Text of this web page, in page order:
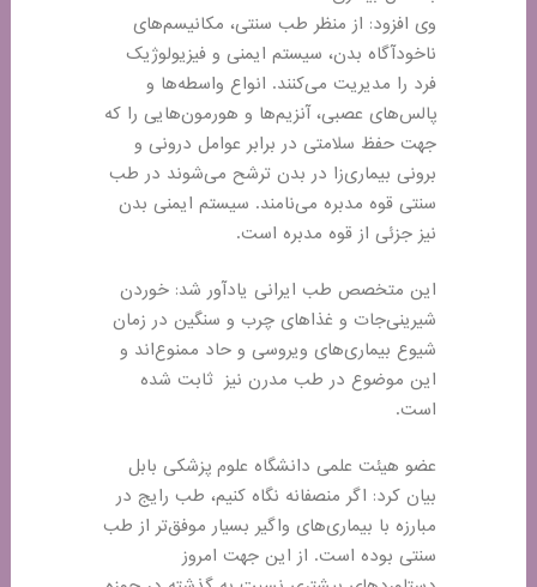
وی افزود: از منظر طب سنتی، مکانیسم‌های
ناخودآگاه بدن، سیستم ایمنی و فیزیولوژیک
فرد را مدیریت می‌کنند. انواع واسطه‌ها و
پالس‌های عصبی، آنزیم‌ها و هورمون‌هایی را که
جهت حفظ سلامتی در برابر عوامل درونی و
برونی بیماری‌زا در بدن ترشح می‌شوند در طب
سنتی قوه مدبره می‌نامند. سیستم ایمنی بدن
نیز جزئی از قوه مدبره است.
این متخصص طب ایرانی یادآور شد: خوردن
شیرینی‌جات و غذا‌های چرب و سنگین در زمان
شیوع بیماری‌های ویروسی و حاد ممنوع‌اند و
این موضوع در طب مدرن نیز ثابت شده
است.
عضو هیئت علمی دانشگاه علوم پزشکی بابل
بیان کرد: اگر منصفانه نگاه کنیم، طب رایج در
مبارزه با بیماری‌های واگیر بسیار موفق‌تر از طب
سنتی بوده است. از این جهت امروز